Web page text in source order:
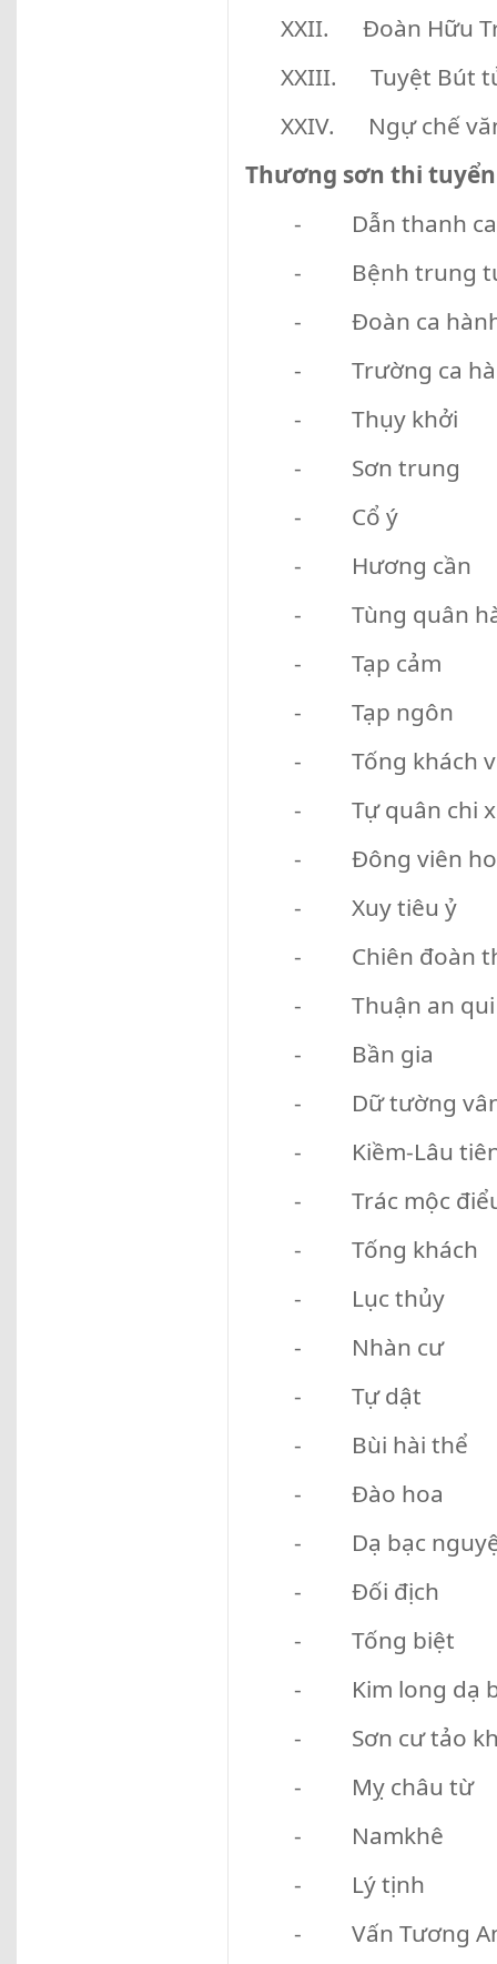
XXII. Đoàn Hữu
XXIII. Tuyệt Bút
XXIV. Ngự chế
Thương sơn thi tuyển
- Dẫn thanh ca
- Bệnh trung
- Đoàn ca
- Trường ca
- Thụy khởi
- Sơn trung
- Cổ ý
- Hương cần
- Tùng quân
- Tạp cảm
- Tạp ngôn
- Tống khách
- Tự quân chi
- Đông viên
- Xuy tiêu ỷ
- Chiên đoàn
- Thuận an qui
- Bần gia
- Dữ tường vân
- Kiềm-Lâu
- Trác mộc
- Tống khách
- Lục thủy
- Nhàn cư
- Tự dật
- Bùi hài thể
- Đào hoa
- Dạ bạc
- Đối địch
- Tống biệt
- Kim long dạ
- Sơn cư tảo
- Mỵ châu từ
- Namkhê
- Lý tịnh
- Vấn Tương